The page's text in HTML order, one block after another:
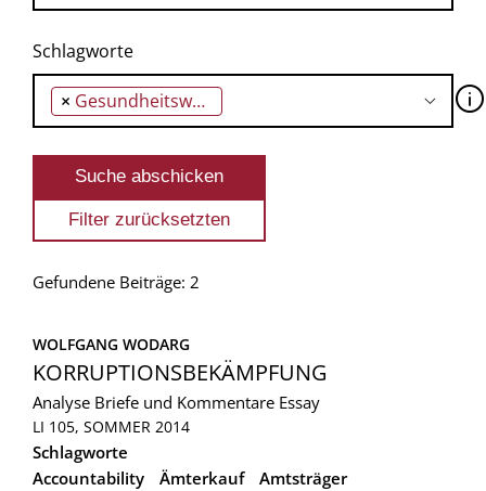
Schlagworte
× Gesundheitswesen 🛈
Gefundene Beiträge: 2
WOLFGANG WODARG
KORRUPTIONSBEKÄMPFUNG
Analyse Briefe und Kommentare Essay
LI 105, SOMMER 2014
Schlagworte
Accountability
Ämterkauf
Amtsträger